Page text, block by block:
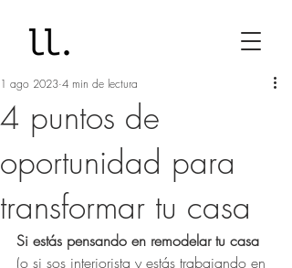
4 puntos de
oportunidad para
transformar tu casa
1 ago 2023 4 min de lectura
Si estás pensando en remodelar tu casa
(o si sos interiorista y estás trabajando en